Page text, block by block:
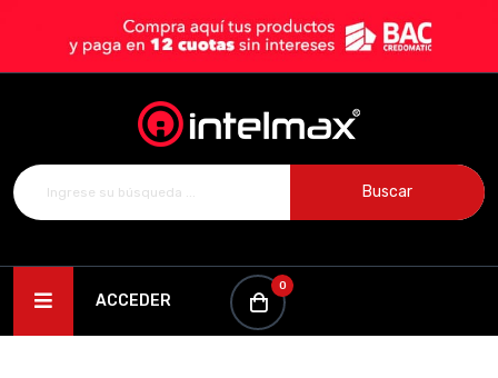
Buscar
ACCEDER
0